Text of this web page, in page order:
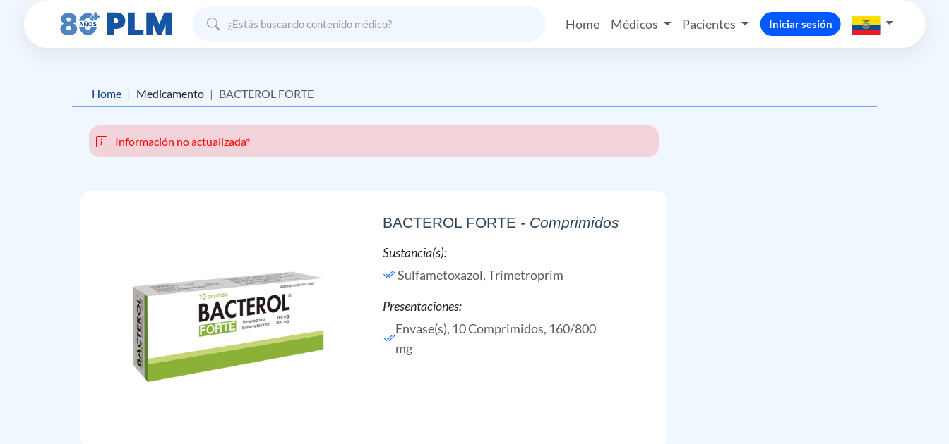
Home Médicos Pacientes Iniciar sesión
Home Medicamento BACTEROL FORTE
Información no actualizada*
BACTEROL FORTE - Comprimidos
Sustancia(s):
Sulfametoxazol,Trimetroprim
Presentaciones:
Envase(s), 10 Comprimidos, 160/800
mg